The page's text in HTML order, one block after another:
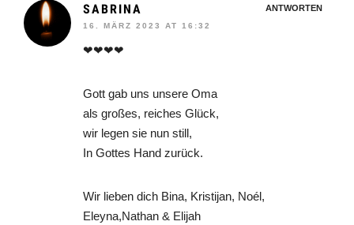
SABRINA
16. MÄRZ 2023 AT 16:32
ANTWORTEN
❤❤❤❤
Gott gab uns unsere Oma
als großes, reiches Glück,
wir legen sie nun still,
In Gottes Hand zurück.
Wir lieben dich Bina, Kristijan, Noél,
Eleyna,Nathan & Elijah